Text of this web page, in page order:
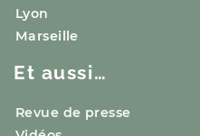
Lyon
Marseille
Et aussi…
Revue de presse